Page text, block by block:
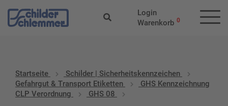
Login
Warenkorb 0
Startseite
Schilder | Sicherheitskennzeichen
Gefahrgut & Transport Etiketten
GHS Kennzeichnung
CLP Verordnung
GHS 08